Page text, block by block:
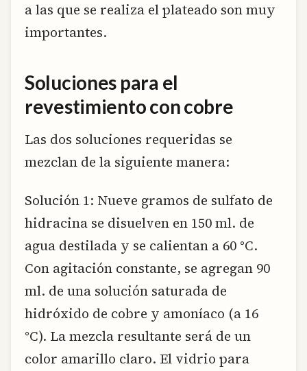
a las que se realiza el plateado son muy
importantes.
Soluciones para el
revestimiento con cobre
Las dos soluciones requeridas se
mezclan de la siguiente manera:
Solución 1: Nueve gramos de sulfato de
hidracina se disuelven en 150 ml. de
agua destilada y se calientan a 60 °C.
Con agitación constante, se agregan 90
ml. de una solución saturada de
hidróxido de cobre y amoníaco (a 16
°C). La mezcla resultante será de un
color amarillo claro. El vidrio para